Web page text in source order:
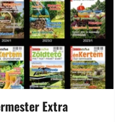
Extra